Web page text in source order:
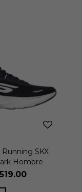
Running SKX
Hombre
519.00